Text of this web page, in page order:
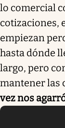
lo comercial
cotizaciones,
empiezan
hasta dónde
largo, pero
mantener las
vez nos